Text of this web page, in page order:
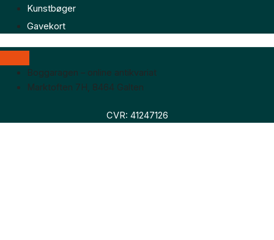
Kunstbøger
Gavekort
Boggaragen – online antikvariat
Marktoften 7H, 8464 Galten
CVR: 41247126